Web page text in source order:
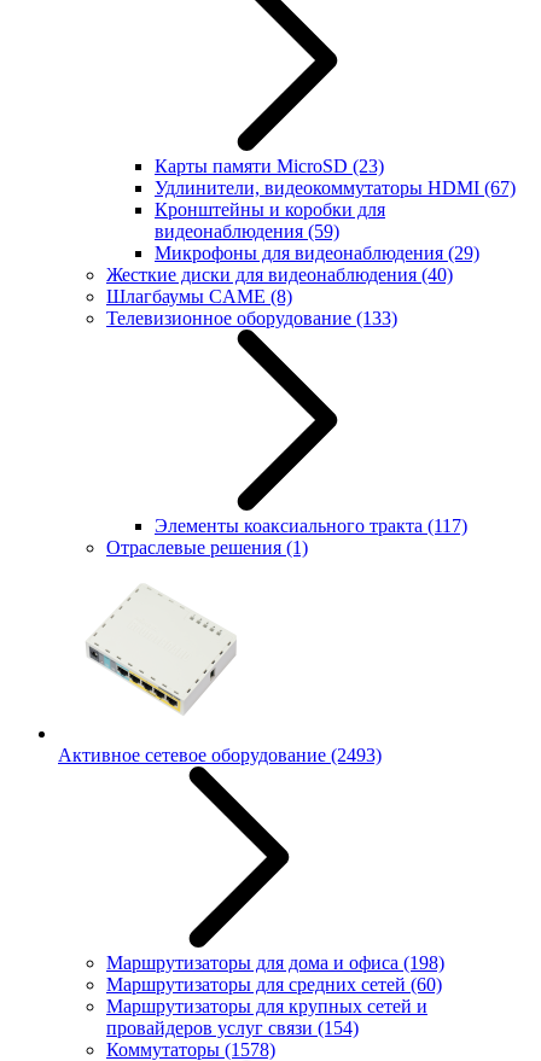
Карты памяти MicroSD (23)
Удлинители, видеокоммутаторы HDMI (67)
Кронштейны и коробки для
видеонаблюдения (59)
Микрофоны для видеонаблюдения (29)
Жесткие диски для видеонаблюдения (40)
Шлагбаумы CAME (8)
Телевизионное оборудование (133)
Элементы коаксиального тракта (117)
Отраслевые решения (1)
Активное сетевое оборудование (2493)
Маршрутизаторы для дома и офиса (198)
Маршрутизаторы для средних сетей (60)
Маршрутизаторы для крупных сетей и
провайдеров услуг связи (154)
Коммутаторы (1578)